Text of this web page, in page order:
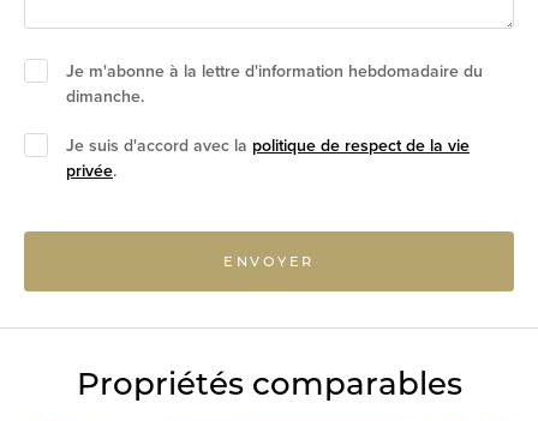
Je m'abonne à la lettre d'information hebdomadaire du
dimanche.
Je suis d'accord avec la politique de respect de la vie
privée.
ENVOYER
Propriétés comparables